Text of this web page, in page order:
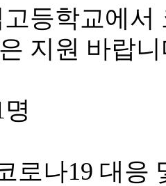
등학교에서
지원 바랍
로나19 대응